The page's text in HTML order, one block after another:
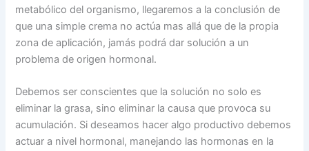
metabólico del organismo, llegaremos a la conclusión de
que una simple crema no actúa mas allá que de la propia
zona de aplicación, jamás podrá dar solución a un
problema de origen hormonal.
Debemos ser conscientes que la solución no solo es
eliminar la grasa, sino eliminar la causa que provoca su
acumulación. Si deseamos hacer algo productivo debemos
actuar a nivel hormonal, manejando las hormonas en la